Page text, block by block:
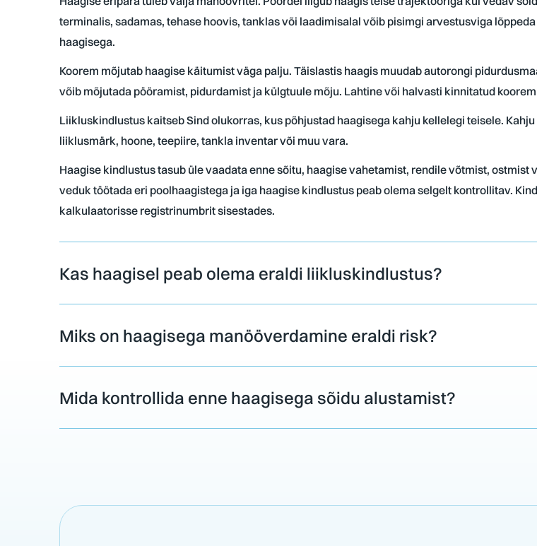
terminalis, sadamas, tehase hoovis, tanklas või laadimisalal võib pisimgi arvestusviga
haagisega.
Koorem mõjutab haagise käitumist väga palju. Täislastis haagis muudab autorongi
võib mõjutada pööramist, pidurdamist ja külgtuule mõju. Lahtine või halvasti kinnitatud
Liikluskindlustus kaitseb Sind olukorras, kus põhjustad haagisega kahju kellelegi teisele.
liiklusmärk, hoone, teepiire, tankla inventar või muu vara.
Haagise kindlustus tasub üle vaadata enne sõitu, haagise vahetamist, rendile võtmist,
veduk töötada eri poolhaagistega ja iga haagise kindlustus peab olema selgelt kontrollitav.
kalkulaatorisse registrinumbrit sisestades.
Kas haagisel peab olema eraldi liikluskindlustus?
Miks on haagisega manööverdamine eraldi risk?
Mida kontrollida enne haagisega sõidu alustamist?